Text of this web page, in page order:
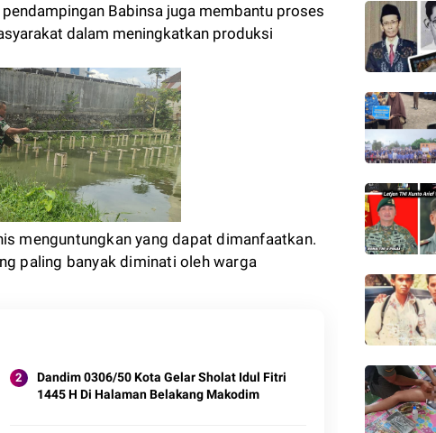
Babinsa juga membantu proses
dalam meningkatkan produksi
menguntungkan yang dapat dimanfaatkan.
paling banyak diminati oleh warga
Dandim 0306/50 Kota Gelar Sholat Idul Fitri
1445 H Di Halaman Belakang Makodim